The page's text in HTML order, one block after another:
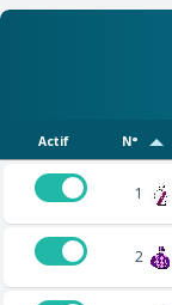
Actif N°
1
2